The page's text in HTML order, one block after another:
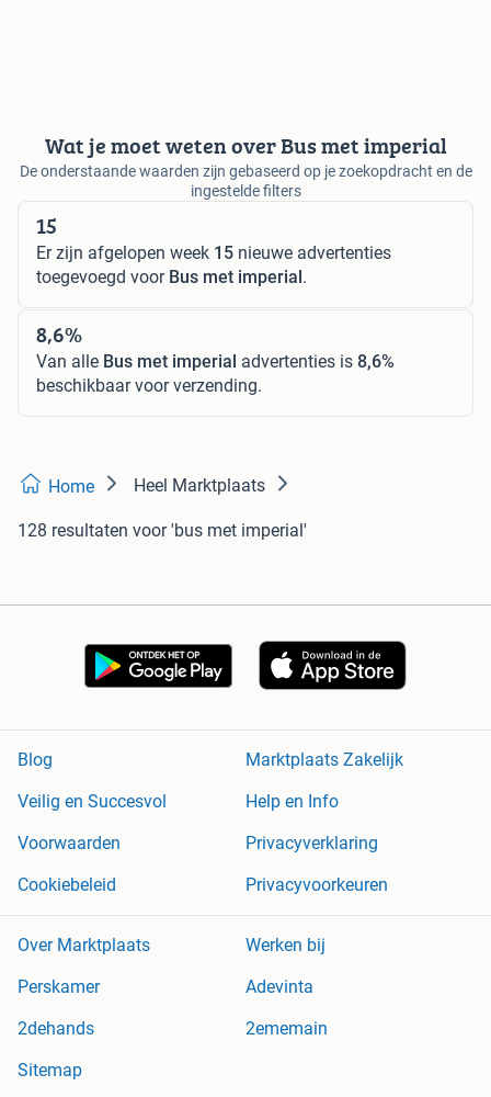
Wat je moet weten over Bus met imperial
De onderstaande waarden zijn gebaseerd op je zoekopdracht en de
ingestelde filters
15
Er zijn afgelopen week 15 nieuwe advertenties
toegevoegd voor Bus met imperial.
8,6%
Van alle Bus met imperial advertenties is 8,6%
beschikbaar voor verzending.
Home Heel Marktplaats
128 resultaten voor 'bus met imperial'
Blog
Marktplaats Zakelijk
Veilig en Succesvol
Help en Info
Voorwaarden
Privacyverklaring
Cookiebeleid
Privacyvoorkeuren
Over Marktplaats
Werken bij
Perskamer
Adevinta
2dehands
2ememain
Sitemap